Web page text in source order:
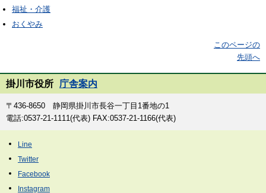
福祉・介護
おくやみ
このページの
先頭へ
掛川市役所 庁舎案内
〒436-8650 静岡県掛川市長谷一丁目1番地の1
電話:0537-21-1111(代表) FAX:0537-21-1166(代表)